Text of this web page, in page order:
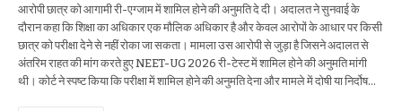
आरोपी छात्र को आगामी री-एग्जाम में शामिल होने की अनुमति दे दी। अदालत ने सुनवाई के
दौरान कहा कि शिक्षा का अधिकार एक मौलिक अधिकार है और केवल आरोपों के आधार पर किसी
छात्र को परीक्षा देने से नहीं रोका जा सकता। मामला उस आरोपी से जुड़ा है जिसने अदालत से
अंतरिम राहत की मांग करते हुए NEET-UG 2026 री-टेस्ट में शामिल होने की अनुमति मांगी
थी। कोर्ट ने स्पष्ट किया कि परीक्षा में शामिल होने की अनुमति देना और मामले में दोषी या निर्दोष…